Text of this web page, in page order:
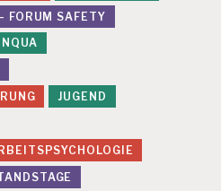
FORUM SAFETY
INQUA
JUGEND